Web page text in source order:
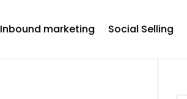
Inbound marketing Social Selling